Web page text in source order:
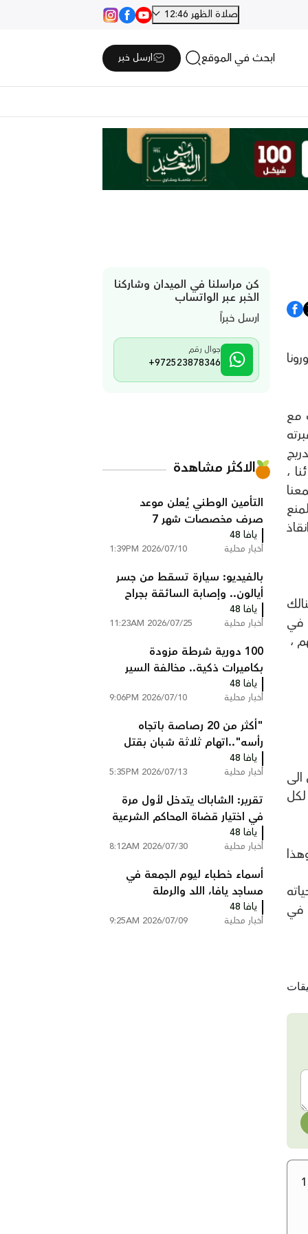
صلاة الظهر 12:46
ابحث في الموقع ارسل خبر
مع
،
لمنع
في
،
الى
منح هبة بقيمة 500 شيقل لكل
في
كن مراسلنا في الميدان وشاركنا
الخبر عبر الواتساب
ارسل خبراً
جوال رقم
+972523878346
الاكثر مشاهدة
التأمين الوطني يُعلن موعد
صرف مخصصات شهر 7
يافا 48
أخبار محلية 2026/07/10 1:39PM
بالفيديو: سيارة تسقط من جسر
أيالون.. وإصابة السائقة بجراح
خطيرة
يافا 48
أخبار محلية 2026/07/25 11:23AM
100 دورية شرطة مزودة
بكاميرات ذكية.. مخالفة السير
تصلك إلى المنزل دون أن تتوقف
يافا 48
أخبار محلية 2026/07/10 9:06PM
"أكثر من 20 رصاصة باتجاه
رأسه"..اتهام ثلاثة شبان بقتل
عبد السلام ابو عصب من
شعفاط
يافا 48
أخبار محلية 2026/07/13 5:35PM
تقرير: الشاباك يتدخل لأول مرة
في اختيار قضاة المحاكم الشرعية
ويستبعد مرشحين
يافا 48
أخبار محلية 2026/07/30 8:12AM
أسماء خطباء ليوم الجمعة في
مساجد يافا، اللد والرملة
يافا 48
أخبار محلية 2026/07/09 9:25AM